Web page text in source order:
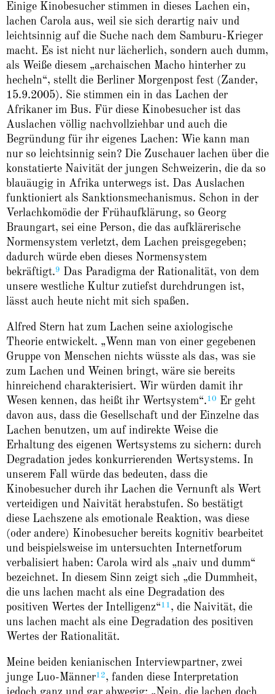
Einige Kinobesucher stimmen in dieses Lachen ein,
lachen Carola aus, weil sie sich derartig naiv und
leichtsinnig auf die Suche nach dem Samburu-Krieger
macht. Es ist nicht nur lächerlich, sondern auch dumm,
als Weiße diesem „archaischen Macho hinterher zu
hecheln“, stellt die Berliner Morgenpost fest (Zander,
15.9.2005). Sie stimmen ein in das Lachen der
Afrikaner im Bus. Für diese Kinobesucher ist das
Auslachen völlig nachvollziehbar und auch die
Begründung für ihr eigenes Lachen: Wie kann man
nur so leichtsinnig sein? Die Zuschauer lachen über die
konstatierte Naivität der jungen Schweizerin, die da so
blauäugig in Afrika unterwegs ist. Das Auslachen
funktioniert als Sanktionsmechanismus. Schon in der
Verlachkomödie der Frühaufklärung, so Georg
Braungart, sei eine Person, die das aufklärerische
Normensystem verletzt, dem Lachen preisgegeben;
dadurch würde eben dieses Normensystem
bekräftigt.9
Das Paradigma der Rationalität, von dem
unsere westliche Kultur zutiefst durchdrungen ist,
lässt auch heute nicht mit sich spaßen.
Alfred Stern hat zum Lachen seine axiologische
Theorie entwickelt. „Wenn man von einer gegebenen
Gruppe von Menschen nichts wüsste als das, was sie
zum Lachen und Weinen bringt, wäre sie bereits
hinreichend charakterisiert. Wir würden damit ihr
Wesen kennen, das heißt ihr Wertsystem“.10
Er geht
davon aus, dass die Gesellschaft und der Einzelne das
Lachen benutzen, um auf indirekte Weise die
Erhaltung des eigenen Wertsystems zu sichern: durch
Degradation jedes konkurrierenden Wertsystems. In
unserem Fall würde das bedeuten, dass die
Kinobesucher durch ihr Lachen die Vernunft als Wert
verteidigen und Naivität herabstufen. So bestätigt
diese Lachszene als emotionale Reaktion, was diese
(oder andere) Kinobesucher bereits kognitiv bearbeitet
und beispielsweise im untersuchten Internetforum
verbalisiert haben: Carola wird als „naiv und dumm“
bezeichnet. In diesem Sinn zeigt sich „die Dummheit,
die uns lachen macht als eine Degradation des
positiven Wertes der Intelligenz“11 , die Naivität, die
uns lachen macht als eine Degradation des positiven
Wertes der Rationalität.
Meine beiden kenianischen Interviewpartner, zwei
junge Luo-Männer12, fanden diese Interpretation